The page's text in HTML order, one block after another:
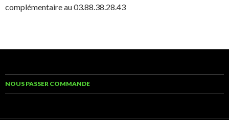
complémentaire au 03.88.38.28.43
NOUS PASSER COMMANDE